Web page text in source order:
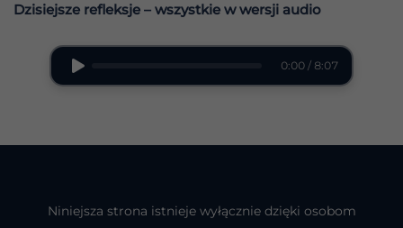
Dzisiejsze refleksje – wszystkie w wersji audio
0:00 / 8:07
Niniejsza strona istnieje wyłącznie dzięki osobom